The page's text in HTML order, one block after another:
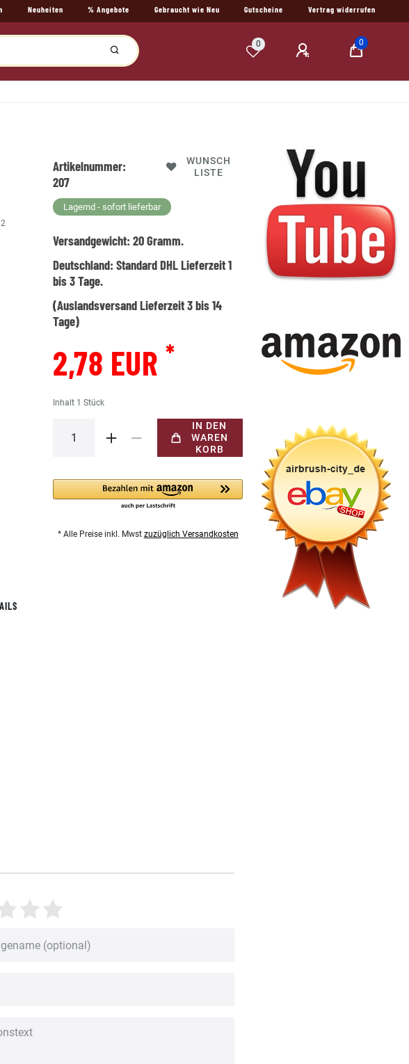
Neuheiten % Angebote Gebraucht wie Neu Gutscheine Vertrag widerrufen
0 0
Artikelnummer:
207
WUNSCH
LISTE
Lagernd - sofort lieferbar
Versandgewicht:20Gramm.
Deutschland:Standard DHL Lieferzeit 1
bis 3 Tage.
(Auslandsversand Lieferzeit 3 bis 14
Tage)
2,78 EUR *
Inhalt 1Stück
IN DEN
WAREN
KORB
* Alle Preise inkl. Mwst zuzüglich Versandkosten